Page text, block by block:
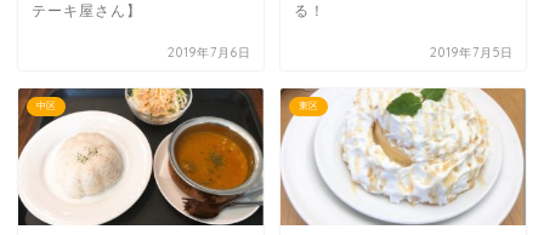
テーキ屋さん】
2019年7月6日
る！
2019年7月5日
中区 東区